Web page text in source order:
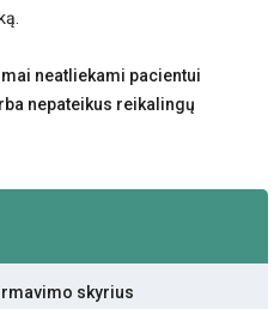
neatliekami pacientui
nepateikus reikalingų
skyrius